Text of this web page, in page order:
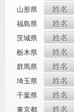
山形県 姓名
福島県 姓名
茨城県 姓名
栃木県 姓名
群馬県 姓名
埼玉県 姓名
千葉県 姓名
東京都 姓名